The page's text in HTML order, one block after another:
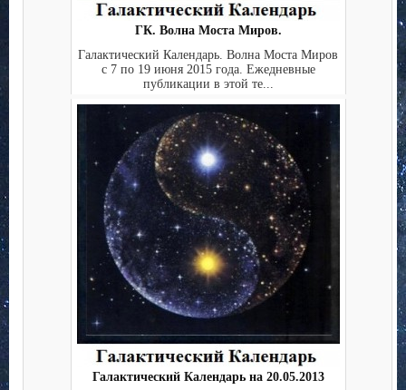
ГК. Волна Моста Миров.
Галактический Календарь. Волна Моста Миров
с 7 по 19 июня 2015 года. Ежедневные
публикации в этой те...
Галактический Календарь на 20.05.2013